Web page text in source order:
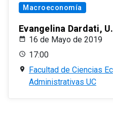
Macroeconomía
Evangelina Dardati,
16 de Mayo de 2019
17:00
Facultad de Ciencias
Administrativas UC